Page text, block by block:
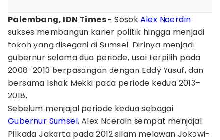
Palembang, IDN Times - Sosok Alex Noerdin
sukses membangun karier politik hingga menjadi
tokoh yang disegani di Sumsel. Dirinya menjadi
gubernur selama dua periode, usai terpilih pada
2008–2013 berpasangan dengan Eddy Yusuf, dan
bersama Ishak Mekki pada periode kedua 2013–
2018.
Sebelum menjajal periode kedua sebagai
Gubernur Sumsel, Alex Noerdin sempat menjajal
Pilkada Jakarta pada 2012 silam melawan Jokowi-